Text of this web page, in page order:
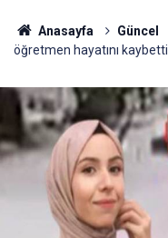
Anasayfa Güncel
öğretmen hayatını kaybetti